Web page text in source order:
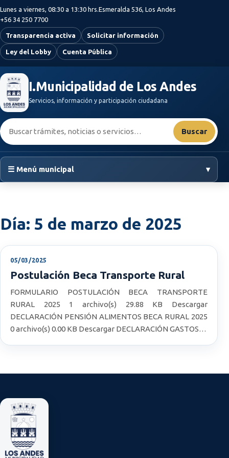
Saltar al contenido principal
Lunes a viernes, 08:30 a 13:30 hrs.Esmeralda 536, Los Andes
+56 34 250 7700
Transparencia activa Solicitar información
Ley del Lobby Cuenta Pública
I.Municipalidad de Los Andes
Servicios, información y participación ciudadana
Buscar:
Buscar
☰ Menú municipal ▾
Día: 5 de marzo de 2025
05/03/2025
Postulación Beca Transporte Rural
FORMULARIO POSTULACIÓN BECA TRANSPORTE
RURAL 2025 1 archivo(s) 29.88 KB Descargar
DECLARACIÓN PENSIÓN ALIMENTOS BECA RURAL 2025
0 archivo(s) 0.00 KB Descargar DECLARACIÓN GASTOS…